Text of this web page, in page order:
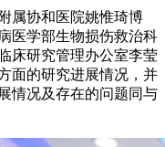
属协和医院姚惟琦博
医学部生物损伤救治科
床研究管理办公室李莹
面的研究进展情况，并
情况及存在的问题同与